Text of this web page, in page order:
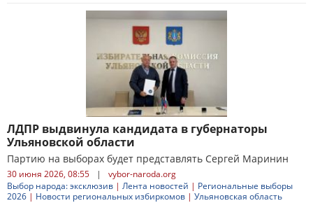
ЛДПР выдвинула кандидата в губернаторы
Ульяновской области
Партию на выборах будет представлять Сергей Маринин
30 июня 2026, 08:55 |
vybor-naroda.org
Выбор народа: эксклюзив | Лента новостей | Региональные выборы
2026 | Новости региональных избиркомов | Ульяновская область